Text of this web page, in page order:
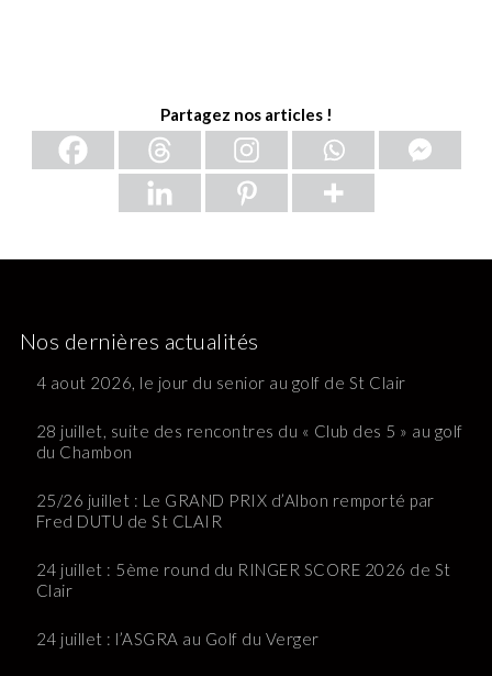
Partagez nos articles !
Nos dernières actualités
4 aout 2026, le jour du senior au golf de St Clair
28 juillet, suite des rencontres du « Club des 5 » au golf
du Chambon
25/26 juillet : Le GRAND PRIX d’Albon remporté par
Fred DUTU de St CLAIR
24 juillet : 5ème round du RINGER SCORE 2026 de St
Clair
24 juillet : l’ASGRA au Golf du Verger